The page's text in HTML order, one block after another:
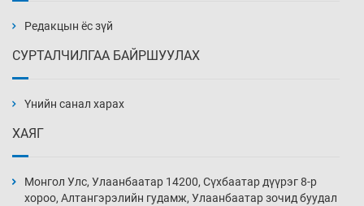
Уржигдар 14 цаг 00 мин
нэмэгджээ
Уржигдар 13 цаг 30 мин
Редакцын ёс зүй
СУРТАЛЧИЛГАА БАЙРШУУЛАХ
Үнийн санал харах
ХАЯГ
Монгол Улс, Улаанбаатар 14200, Сүхбаатар дүүрэг 8-р
хороо, Алтангэрэлийн гудамж, Улаанбаатар зочид буудал